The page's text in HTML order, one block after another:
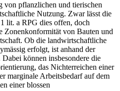
von pflanzlichen und tierischen
Nutzung. Zwar lässt die
lit. a RPG dies offen, doch
Zonenkonformität von Bauten und
Ob die landwirtschaftliche
erfolgt, ist anhand der
können insbesondere die
das Nichterreichen einer
marginale Arbeitsbedarf auf dem
einer blossen